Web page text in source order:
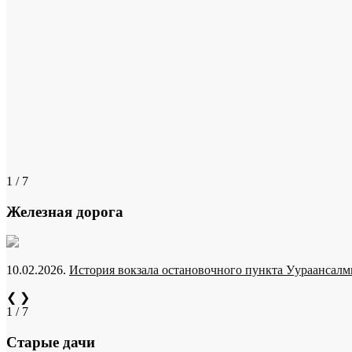
1 / 7
Железная дорога
10.02.2026. История вокзала остановочного пункта
❮ ❯
1 / 7
Старые дачи